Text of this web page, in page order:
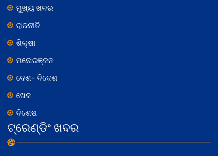
ମୁଖ୍ୟ ଖବର
ରାଜନୀତି
ଶିକ୍ଷା
ମନୋରଞ୍ଜନ
ଦେଶ- ବିଦେଶ
ଖେଳ
ବିଶେଷ
ଟ୍ରେଣ୍ଡିଂ ଖବର